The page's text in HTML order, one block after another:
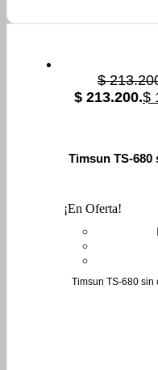
$
$ 213.200.$
Timsun TS-680
¡En Oferta!
Timsun TS-680 sin